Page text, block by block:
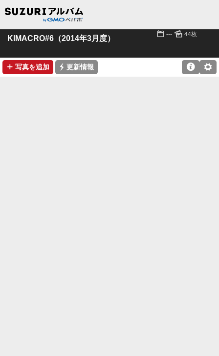
KIMACRO#6（2014年3月度） 📅 --- 🌄 44枚
➕ 写真を追加 ⚡ 更新情報 ⚙
